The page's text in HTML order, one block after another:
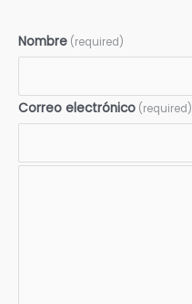
Nombre (required)
Correo electrónico (required)